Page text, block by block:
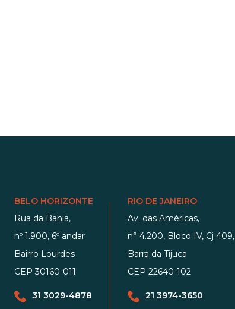
BELO HORIZONTE
Rua da Bahia,
nº 1.900, 6º andar
Bairro Lourdes
CEP 30160-011
31 3029-4878
RIO DE JANEIRO
Av. das Américas,
n° 4.200, Bloco IV, Cj 409,
Barra da Tijuca
CEP 22640-102
21 3974-3650